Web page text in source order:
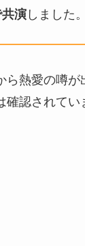
演しました。
熱愛の噂が
認されてい